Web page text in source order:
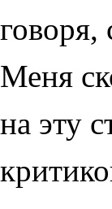
говоря,
Меня
на эту